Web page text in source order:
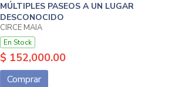
MÚLTIPLES PASEOS A UN LUGAR
DESCONOCIDO
CIRCE MAIA
En Stock
$ 152,000.00
Comprar